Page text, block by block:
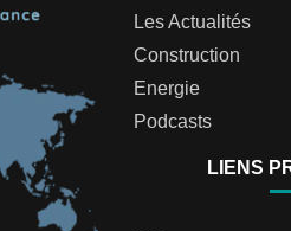
Les Actualités
Construction
Energie
Podcasts
LIENS